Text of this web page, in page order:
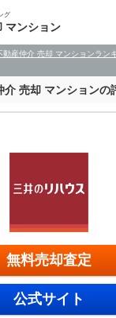
グ
マンション
動産仲介 売却 マンションラン
介 売却 マンションの
無料売却査定
公式サイト